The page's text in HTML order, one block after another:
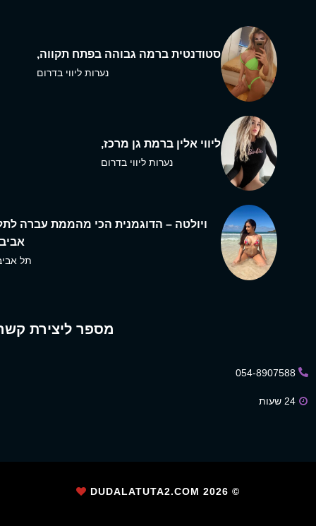
סטודנטית ברמה גבוהה בפתח תקווה,
נערות ליווי בדרום
ליווי אלין ברמת גן מרכז,
נערות ליווי בדרום
ויולטה – הדוגמנית הכי מהממת עברה
תל
מספר ליצירת
054-8907588
24 שעות
© DUDALATUTA2.COM
2026